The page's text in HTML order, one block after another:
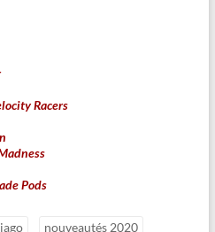
Racers
Pods
nouveautés 2020